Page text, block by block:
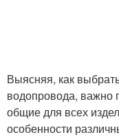
Выясняя, как
водопровода, важно
общие для всех
особенности